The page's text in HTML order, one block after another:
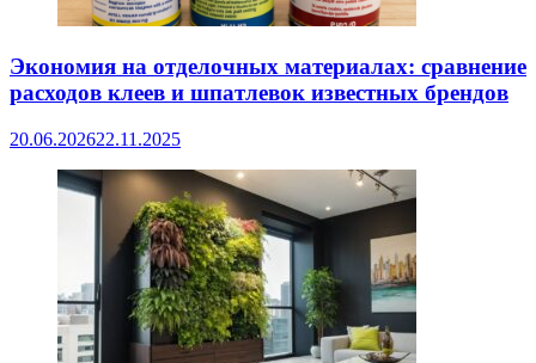
Экономия на отделочных материалах: сравнение
расходов клеев и шпатлевок известных брендов
20.06.202622.11.2025